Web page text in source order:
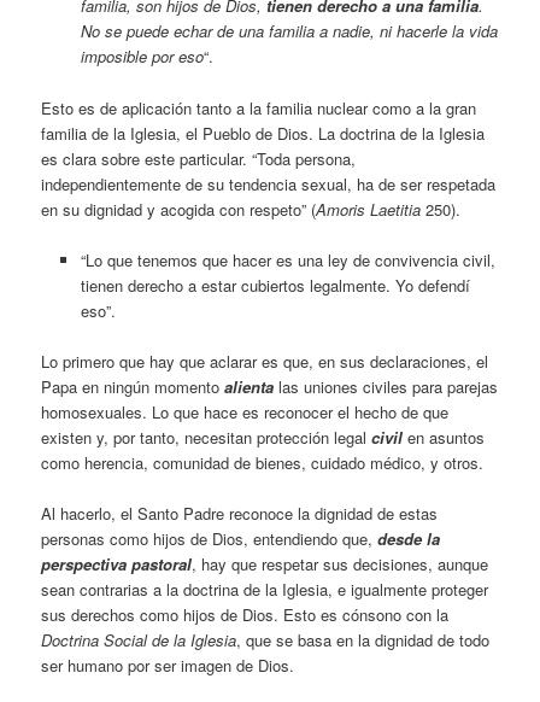
familia, son hijos de Dios, tienen derecho a una familia.
No se puede echar de una familia a nadie, ni hacerle la vida
imposible por eso“.
Esto es de aplicación tanto a la familia nuclear como a la gran
familia de la Iglesia, el Pueblo de Dios. La doctrina de la Iglesia
es clara sobre este particular. “Toda persona,
independientemente de su tendencia sexual, ha de ser respetada
en su dignidad y acogida con respeto” (Amoris Laetitia 250).
“Lo que tenemos que hacer es una ley de convivencia civil,
tienen derecho a estar cubiertos legalmente. Yo defendí
eso”.
Lo primero que hay que aclarar es que, en sus declaraciones, el
Papa en ningún momentoalientalas uniones civiles para parejas
homosexuales. Lo que hace es reconocer el hecho de que
existen y, por tanto, necesitan protección legalcivil en asuntos
como herencia, comunidad de bienes, cuidado médico, y otros.
Al hacerlo, el Santo Padre reconoce la dignidad de estas
personas como hijos de Dios, entendiendo que,desde la
perspectiva pastoral, hay que respetar sus decisiones, aunque
sean contrarias a la doctrina de la Iglesia, e igualmente proteger
sus derechos como hijos de Dios. Esto es cónsono con la
Doctrina Social de la Iglesia, que se basa en la dignidad de todo
ser humano por ser imagen de Dios.